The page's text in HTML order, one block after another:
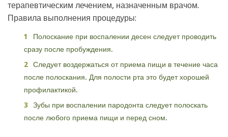
терапевтическим лечением, назначенным врачом.
Правила выполнения процедуры:
Полоскание при воспалении десен следует проводить
сразу после пробуждения.
Следует воздержаться от приема пищи в течение часа
после полоскания. Для полости рта это будет хорошей
профилактикой.
Зубы при воспалении пародонта следует полоскать
после любого приема пищи и перед сном.